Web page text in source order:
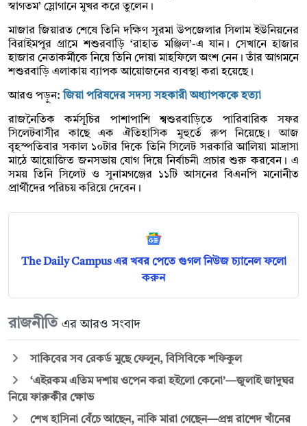
স্বাগতম’ স্লোগানে মুখর করে তুলেন।
মাজার জিয়ারত শেষে তিনি দক্ষিণ সুরমা উপজেলার সিলাম ইউনিয়নের
বিরাইমপুর গ্রামে শশুরবাড়ি ‘রাহাত মঞ্জিল’-এ যান। সেখানে হাজার
হাজার নেতাকর্মীকে নিয়ে তিনি দোয়া মাহফিলে অংশ নেন। তাঁর আগমনে
শশুরবাড়ি এলাকায় ব্যাপক আয়োজনের ব্যবস্থা করা হয়েছে।
আরও পড়ুন:জিয়া পরিষদের সদস্য সহকারী অধ্যাপককে হত্যা
রাজনৈতিক কর্মসূচির পাশাপাশি শ্বশুরবাড়িতে পারিবারিক সফর
সিলেটবাসীর কাছে এক ঐতিহাসিক মুহুর্তে রুপ নিয়েছে। আজ
বৃহস্পতিবার সকাল ১০টার দিকে তিনি সিলেট সরকারি আলিয়া মাদ্রাসা
মাঠে আয়োজিত জনসভায় যোগ দিয়ে নির্বাচনী প্রচার শুরু করবেন। এ
সময় তিনি সিলেট ও সুনামগঞ্জের ১১টি আসনের বিএনপি মনোনীত
প্রার্থীদের পরিচয় করিয়ে দেবেন।
The Daily Campus এর খবর পেতে গুগল নিউজ চ্যানেল ফলো
করুন
রাজনীতি এর আরও সংবাদ
সাকিবের সব রেকর্ড মুছে ফেলুন, বিসিবিকে শফিকুল
‘এইরকম এতিম দশায় ওপেন করা হইলো কেনো’—জুলাই জাদুঘর
নিয়ে ফারুকীর ক্ষোভ
শেখ হাসিনা বেঁচে আছেন, নাকি মারা গেছেন—প্রশ্ন রাশেদ খাঁনের